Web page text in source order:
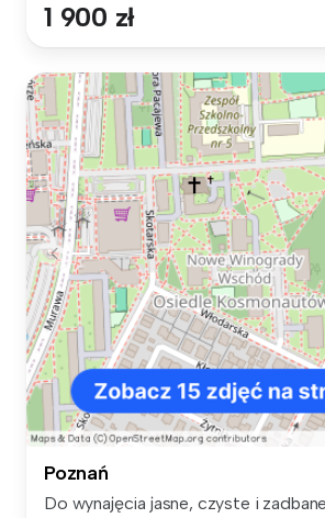
1 900 zł
Poznań
Do wynajęcia jasne, czyste i